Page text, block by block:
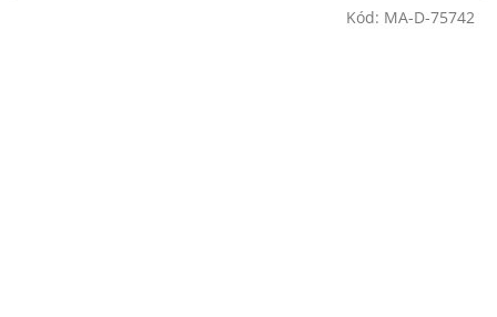
Kód: MA-D-75742